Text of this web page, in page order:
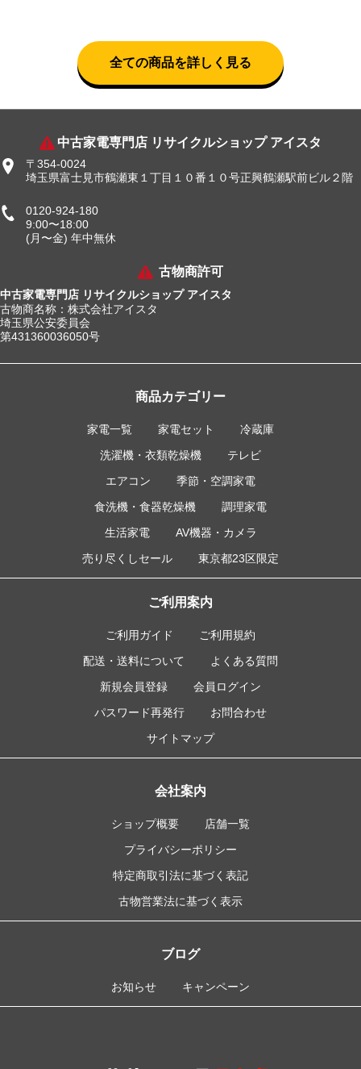
全ての商品を詳しく見る
中古家電専門店 リサイクルショップ アイスタ
〒354-0024
埼玉県富士見市鶴瀬東１丁目１０番１０号正興鶴瀬駅前ビル２階
0120-924-180
9:00〜18:00
(月〜金) 年中無休
古物商許可
中古家電専門店 リサイクルショップ アイスタ
古物商名称：株式会社アイスタ
埼玉県公安委員会
第431360036050号
商品カテゴリー
家電一覧 家電セット
冷蔵庫
洗濯機・衣類乾燥機
テレビ
エアコン
季節・空調家電
食洗機・食器乾燥機
調理家電
生活家電
AV機器・カメラ
売り尽くしセール
東京都23区限定
ご利用案内
ご利用ガイド
ご利用規約
配送・送料について
よくある質問
新規会員登録
会員ログイン
パスワード再発行
お問合わせ
サイトマップ
会社案内
ショップ概要
店舗一覧
プライバシーポリシー
特定商取引法に基づく表記
古物営業法に基づく表示
ブログ
お知らせ キャンペーン